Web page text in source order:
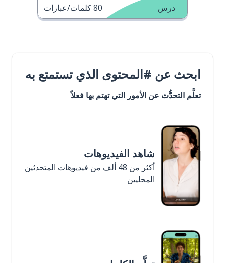
درس 80كلمات/عبارات
ابحث عن #المحتوى الذي تستمتع به
تعلَّم التحدُّث عن الأمور التي تهتم بها فعلاً
شاهد الفيديوهات
أكثر من 48 ألف من فيديوهات المتحدثين
المحليين